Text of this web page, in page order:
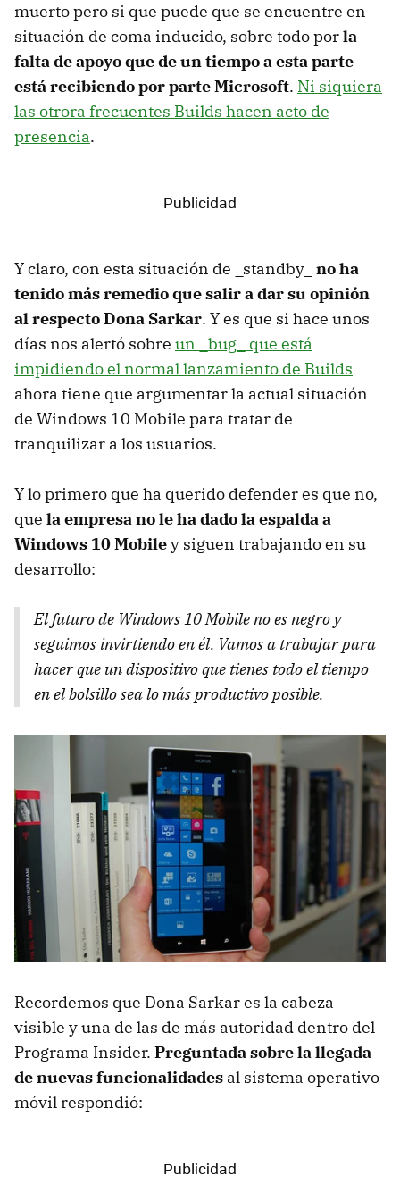
muerto pero si que puede que se encuentre en
situación de coma inducido, sobre todo porla
falta de apoyo que de un tiempo a esta parte
está recibiendo por parte Microsoft. Ni siquiera
las otrora frecuentes Builds hacen acto de
presencia.
Y claro, con esta situación de _standby_ no ha
tenido más remedio que salir a dar su opinión
al respecto Dona Sarkar. Y es que si hace unos
días nos alertó sobre un _bug_ que está
impidiendo el normal lanzamiento de Builds
ahora tiene que argumentar la actual situación
de Windows 10 Mobile para tratar de
tranquilizar a los usuarios.
Y lo primero que ha querido defender es que no,
que la empresa no le ha dado la espalda a
Windows 10 Mobiley siguen trabajando en su
desarrollo:
El futuro de Windows 10 Mobile no es negro y
seguimos invirtiendo en él. Vamos a trabajar para
hacer que un dispositivo que tienes todo el tiempo
en el bolsillo sea lo más productivo posible.
Recordemos que Dona Sarkar es la cabeza
visible y una de las de más autoridad dentro del
Programa Insider. Preguntada sobre la llegada
de nuevas funcionalidades al sistema operativo
móvil respondió: